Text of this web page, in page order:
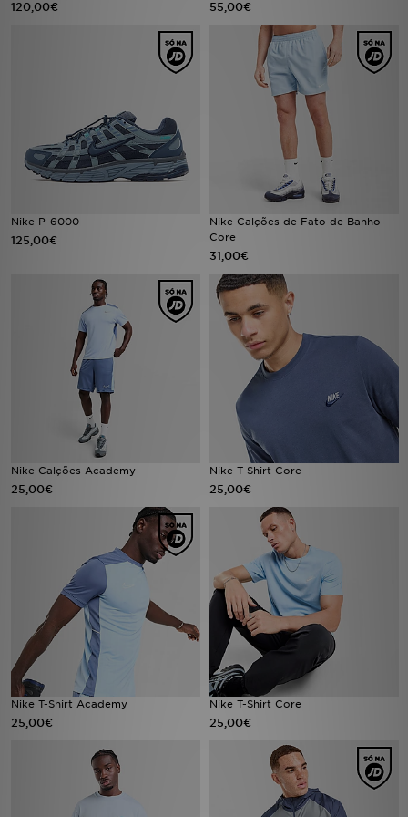
120,00€ 55,00€
Nike P-6000
125,00€
Nike Calções de Fato de Banho
Core
31,00€
Nike Calções Academy
25,00€
Nike T-Shirt Core
25,00€
Nike T-Shirt Academy
25,00€
Nike T-Shirt Core
25,00€
LOCALIZADOR DE LOJAS
BLOG
ESTADO DO TEU PEDIDO
ATENÇÃO AO CLIENTE
FAZ DOWNLOAD DA APP
TRABALHA CONNOSCO